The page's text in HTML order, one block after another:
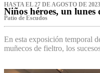
HASTA EL 27 DE AGOSTO DE
Niños héroes, un lunes
Patio de Escudos
En esta exposición temporal
muñecos de fieltro, los